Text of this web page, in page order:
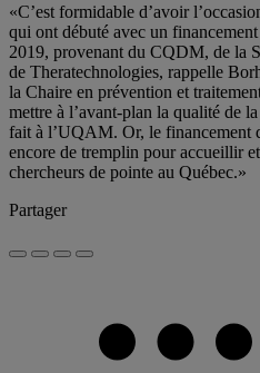
«C’est formidable d’avoir
qui ont débuté avec un
2019, provenant du CQDM, de la
de Theratechnologies, rappelle
la Chaire en prévention et
mettre à l’avant-plan la qualité de
fait à l’UQAM. Or, le financement
encore de tremplin pour accueillir
chercheurs de pointe au Québec.»
Partager